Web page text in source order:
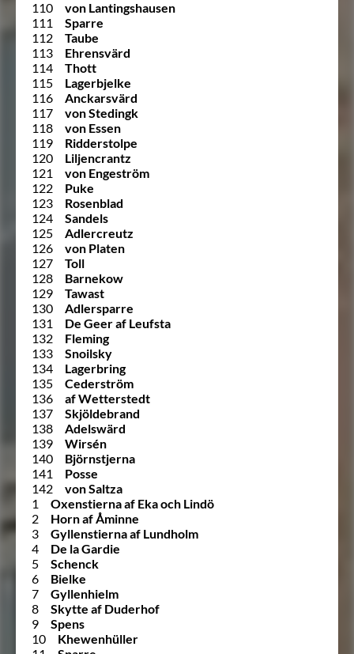
110
von Lantingshausen
111
Sparre
112
Taube
113
Ehrensvärd
114
Thott
115
Lagerbjelke
116
Anckarsvärd
117
von Stedingk
118
von Essen
119
Ridderstolpe
120
Liljencrantz
121
von Engeström
122
Puke
123
Rosenblad
124
Sandels
125
Adlercreutz
126
von Platen
127
Toll
128
Barnekow
129
Tawast
130
Adlersparre
131
De Geer af Leufsta
132
Fleming
133
Snoilsky
134
Lagerbring
135
Cederström
136
af Wetterstedt
137
Skjöldebrand
138
Adelswärd
139
Wirsén
140
Björnstjerna
141
Posse
142
von Saltza
1
Oxenstierna af Eka och Lindö
2
Horn af Åminne
3
Gyllenstierna af Lundholm
4
De la Gardie
5
Schenck
6
Bielke
7
Gyllenhielm
8
Skytte af Duderhof
9
Spens
10
Khewenhüller